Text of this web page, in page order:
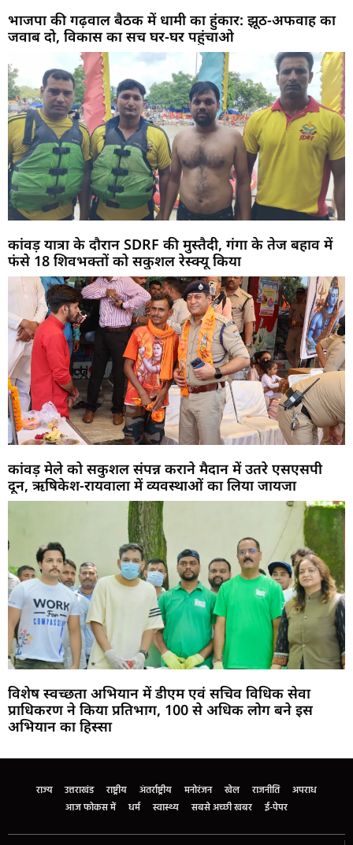
भाजपा की गढ़वाल बैठक में धामी का हुंकार: झूठ-अफवाह का
जवाब दो, विकास का सच घर-घर पहुंचाओ
कांवड़ यात्रा के दौरान SDRF की मुस्तैदी, गंगा के तेज बहाव में
फंसे 18 शिवभक्तों को सकुशल रेस्क्यू किया
कांवड़ मेले को सकुशल संपन्न कराने मैदान में उतरे एसएसपी
दून, ऋषिकेश-रायवाला में व्यवस्थाओं का लिया जायजा
विशेष स्वच्छता अभियान में डीएम एवं सचिव विधिक सेवा
प्राधिकरण ने किया प्रतिभाग, 100 से अधिक लोग बने इस
अभियान का हिस्सा
राज्य उत्तराखंड राष्ट्रीय अंतर्राष्ट्रीय मनोरंजन खेल राजनीति
अपराध
आज फोकस में
धर्म स्वास्थ्य सबसे अच्छी खबर ई-पेपर